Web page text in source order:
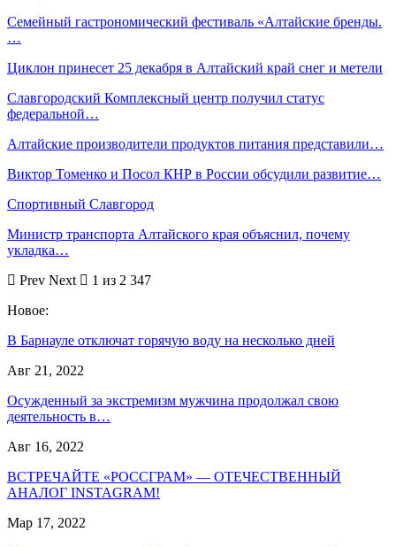
Семейный гастрономический фестиваль «Алтайские бренды.
…
Циклон принесет 25 декабря в Алтайский край снег и метели
Славгородский Комплексный центр получил статус
федеральной…
Алтайские производители продуктов питания представили…
Виктор Томенко и Посол КНР в России обсудили развитие…
Спортивный Славгород
Министр транспорта Алтайского края объяснил, почему
укладка…
Prev Next
1 из 2 347
Новое:
В Барнауле отключат горячую воду на несколько дней
Авг 21, 2022
Осужденный за экстремизм мужчина продолжал свою
деятельность в…
Авг 16, 2022
ВСТРЕЧАЙТЕ «РОССГРАМ» — ОТЕЧЕСТВЕННЫЙ
АНАЛОГ INSTAGRAM!
Мар 17, 2022